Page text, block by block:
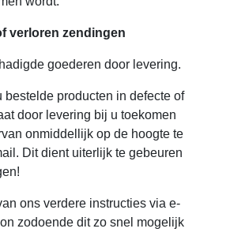
verloren zendingen
goederen door levering.
bestelde producten in defecte of
door levering bij u toekomen
onmiddellijk op de hoogte te
Dit dient uiterlijk te gebeuren
ons verdere instructies via e-
zodoende dit zo snel mogelijk